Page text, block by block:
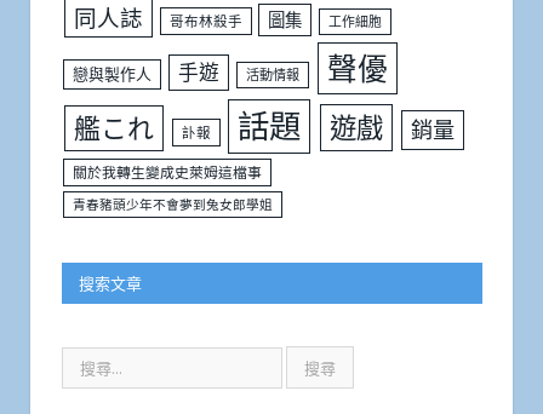
同人誌 哥布林殺手 圖集 工作細胞
戀與製作人 手遊 活動情報 聲優
艦これ 訃報 話題 遊戲 銷量
關於我轉生變成史萊姆這檔事
青春豬頭少年不會夢到兔女郎學姐
搜索文章